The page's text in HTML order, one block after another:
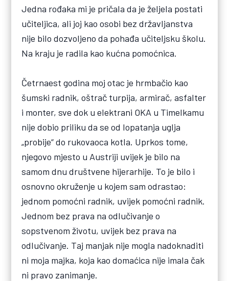
Jedna rođaka mi je pričala da je željela postati
učiteljica, ali joj kao osobi bez državljanstva
nije bilo dozvoljeno da pohađa učiteljsku školu.
Na kraju je radila kao kućna pomoćnica.
Četrnaest godina moj otac je hrmbačio kao
šumski radnik, oštrač turpija, armirač, asfalter
i monter, sve dok u elektrani OKA u Timelkamu
nije dobio priliku da se od lopatanja uglja
„probije“ do rukovaoca kotla. Uprkos tome,
njegovo mjesto u Austriji uvijek je bilo na
samom dnu društvene hijerarhije. To je bilo i
osnovno okruženje u kojem sam odrastao:
jednom pomoćni radnik, uvijek pomoćni radnik.
Jednom bez prava na odlučivanje o
sopstvenom životu, uvijek bez prava na
odlučivanje. Taj manjak nije mogla nadoknaditi
ni moja majka, koja kao domaćica nije imala čak
ni pravo zanimanje.